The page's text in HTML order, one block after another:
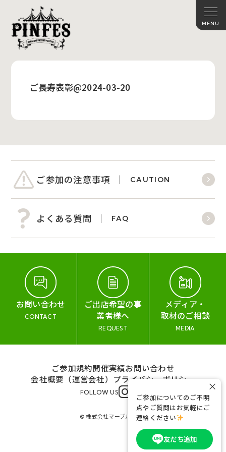
ご長寿表彰@2024-03-20
ご参加の注意事項 CAUTION
よくある質問 FAQ
お問い合わせ
CONTACT
ご出店希望の事
業者様へ
REQUEST
メディア・
取材のご相談
MEDIA
ご参加規約開催実績お問い合わせ
会社概要（運営会社） プライバシーポリシー
FOLLOW US
© 株式会社マーブル&コー
ご参加についてのご不明
点やご質問はお気軽にご
連絡ください
友だち追加
×